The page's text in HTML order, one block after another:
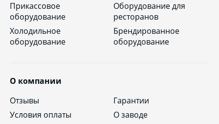
Прикассовое
оборудование
Оборудование для
ресторанов
Холодильное
оборудование
Брендированное
оборудование
О компании
Отзывы
Гарантии
Условия оплаты
О заводе